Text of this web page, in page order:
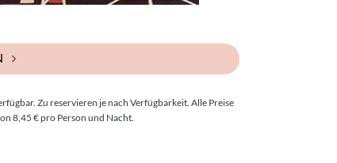
Zu reservieren je nach Verfügbarkeit. Alle Preise
8,45 € pro Person und Nacht.